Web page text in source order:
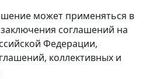
может применяться в
соглашений на
Федерации,
коллективных и